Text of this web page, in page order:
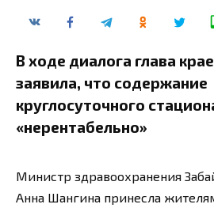
В ходе диалога глава
заявила, что содержание
круглосуточного
«нерентабельно»
Министр здравоохранения
Анна Шангина принесла